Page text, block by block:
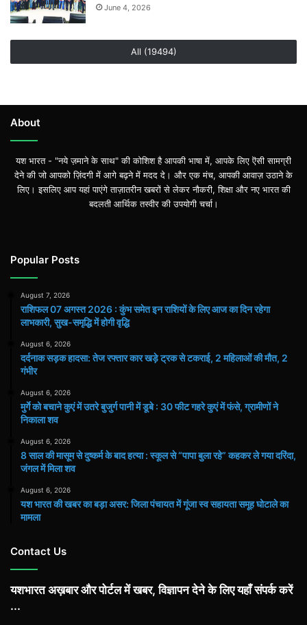
June 4, 2026
All (19494)
About
यश भारत - "नये ज़माने के साथ" की कोशिश है आपकी भाषा में, आपके लिए ऎसी सामग्री
देने की जो आपको ज़िंदगी में आगे बढ़ने में मदद दे। और एक मंच, आपकी आवाज़ उठाने के
लिए। इसलिए आप यहां पाएंगे ताज़ातरीन खबरों से लेकर नौकरी, शिक्षा और नए भारत की
बदलती आर्थिक तस्वीर की उपयोगी चर्चा।
Popular Posts
August 7, 2026
राशिफल 07 अगस्त 2026 : कुंभ समेत इन राशियों के लिए आज का दिन रहेगा
लाभकारी, सुख-समृद्धि में होगी वृद्धि
August 6, 2026
दर्दनाक सड़क हादसा: तेज रफ्तार कार खड़े ट्रक से टकराई, 2 महिलाओं की मौत, 2
गंभीर
August 6, 2026
मुर्गे को बचाने कुएं में उतरे बुजुर्ग पानी में डूबे : 30 फीट गहरे कुएं में फंसे, ग्रामीणों ने
निकाला शव
August 6, 2026
8 साल की मासूम से दुष्कर्म के बाद हत्या : स्कूल से “पापा बुला रहे” कहकर ले गया दरिंदा,
जंगल में मिला शव
August 6, 2026
यश भारत की खबर का बड़ा असर: जिला पंचायत में गूंजा स्व सहायता समूह घोटाले का
मामला
Contact Us
यशभारत अख़बार और पोर्टल में खबर, विज्ञापन देने के लिए यहाँ संपर्क करें
...